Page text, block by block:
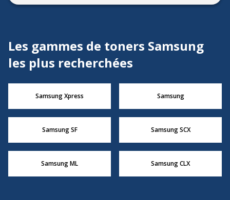
Les gammes de toners Samsung
les plus recherchées
Samsung Xpress Samsung
Samsung SF Samsung SCX
Samsung ML Samsung CLX